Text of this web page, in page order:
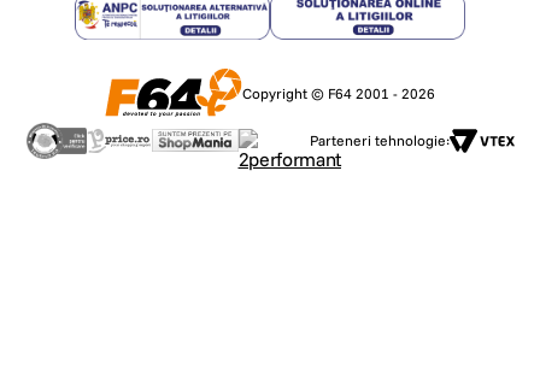
Copyright © F64 2001 - 2026
Parteneri tehnologie: